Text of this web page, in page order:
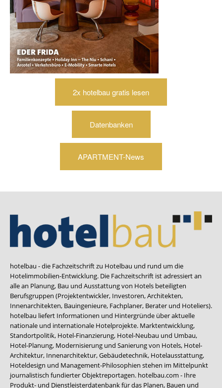
2x hotelbau gratis lesen
Datenbanken
APARTMENT-News
hotelbau - die Fachzeitschrift zu Hotelbau und rund um die
Hotelimmobilien-Entwicklung. Die Fachzeitschrift ist adressiert an
alle an Planung, Bau und Ausstattung von Hotels beteiligten
Berufsgruppen (Projektentwickler, Investoren, Architekten,
Innenarchitekten, Bauingenieure, Fachplaner, Berater und Hoteliers).
hotelbau liefert Informationen und Hintergründe über aktuelle
nationale und internationale Hotelprojekte. Marktentwicklung,
Standortpolitik, Hotel-Finanzierung, Hotel-Neubau und Umbau,
Hotel-Planung, Modernisierung und Sanierung von Hotels, Hotel-
Architektur, Innenarchitektur, Gebäudetechnik, Hotelausstattung,
Hoteldesign und Management-Philosophien stehen im Mittelpunkt
journalistisch fundierter Objektreportagen. hotelbau.com - Ihre
Produkt- und Dienstleisterdatenbank für das Planen, Bauen und